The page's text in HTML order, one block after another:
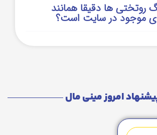
روتختی ها دقیقا همانند
موجود در سایت است؟
امروز مینی مال